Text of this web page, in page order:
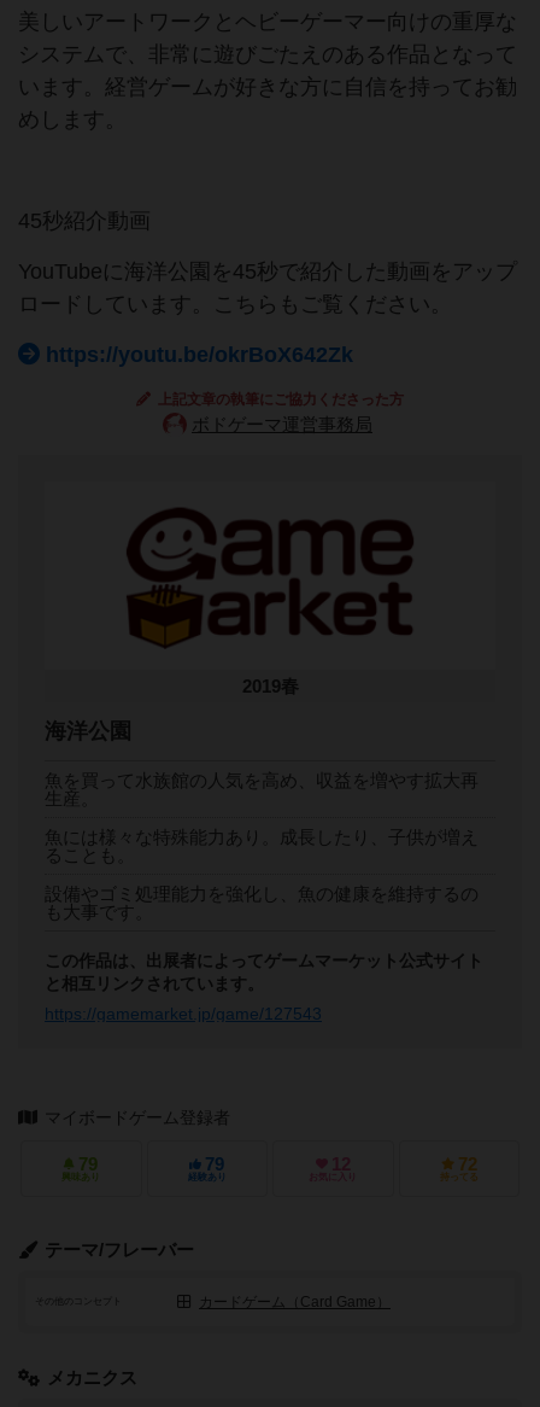
美しいアートワークとヘビーゲーマー向けの重厚な
システムで、非常に遊びごたえのある作品となって
います。経営ゲームが好きな方に自信を持ってお勧
めします。
45秒紹介動画
YouTubeに海洋公園を45秒で紹介した動画をアップ
ロードしています。こちらもご覧ください。
https://youtu.be/okrBoX642Zk
上記文章の執筆にご協力くださった方
ボドゲーマ運営事務局
2019春
海洋公園
魚を買って水族館の人気を高め、収益を増やす拡大再
生産。
魚には様々な特殊能力あり。成長したり、子供が増え
ることも。
設備やゴミ処理能力を強化し、魚の健康を維持するの
も大事です。
この作品は、出展者によってゲームマーケット公式サイト
と相互リンクされています。
https://gamemarket.jp/game/127543
マイボードゲーム登録者
79
興味あり
79
経験あり
12
お気に入り
72
持ってる
テーマ/フレーバー
その他のコンセプト カードゲーム（Card Game）
メカニクス